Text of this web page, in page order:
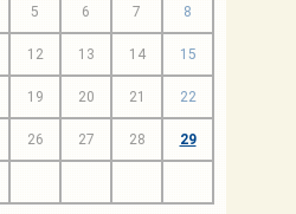
5 6 7 8
12 13 14 15
19 20 21 22
26 27 28 29